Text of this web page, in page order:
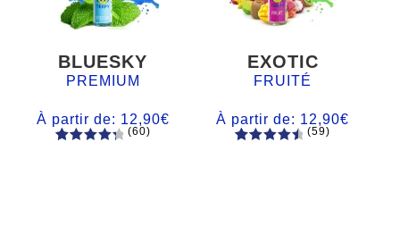
BLUESKY
PREMIUM
À partir de: 12,90€
(60)
EXOTIC
FRUITÉ
À partir de: 12,90€
(59)